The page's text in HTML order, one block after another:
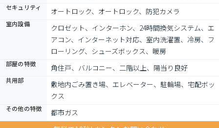
セキュリティ オートロック、オートロック、防犯カメラ
室内設備
クロゼット、インターホン、24時間換気システム、エ
アコン、インターネット対応、室内洗濯置、冷房、フ
ローリング、シューズボックス、暖房
部屋の特徴 角住戸、バルコニー、二階以上、陽当り良好
共用部
敷地内ごみ置き場、エレベーター、駐輪場、宅配ボッ
クス
その他の特徴
都市ガス